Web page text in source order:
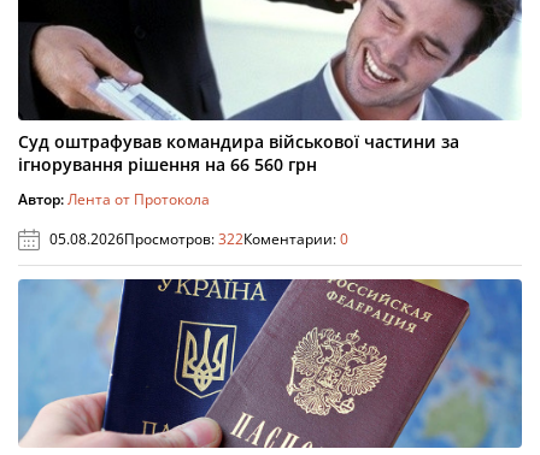
Суд оштрафував командира військової частини за
ігнорування рішення на 66 560 грн
Автор:Лента от Протокола
05.08.2026Просмотров:322Коментарии:0